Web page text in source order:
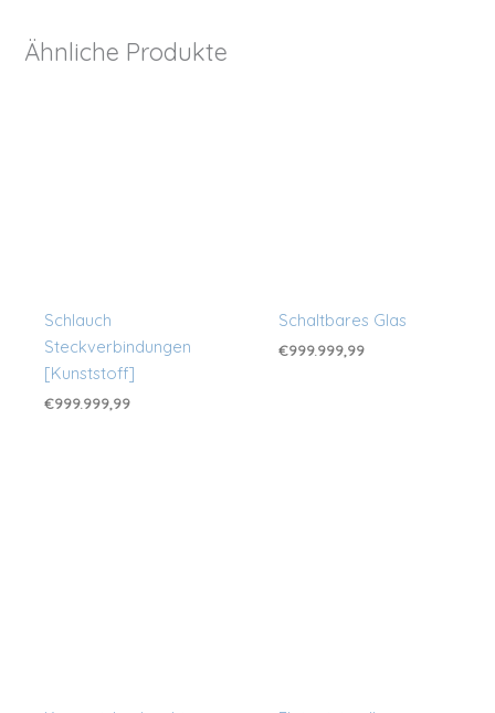
Ähnliche Produkte
Schlauch
Steckverbindungen
[Kunststoff]
€999.999,99
Schaltbares Glas
€999.999,99